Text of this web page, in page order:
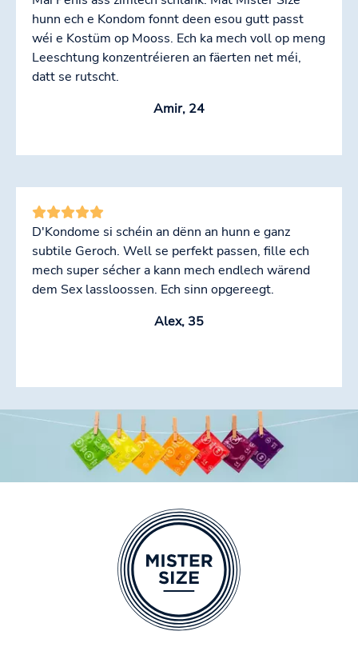
hunn ech e Kondom fonnt deen esou gutt passt
wéi e Kostüm op Mooss. Ech ka mech voll op meng
Leeschtung konzentréieren an fäerten net méi,
datt se rutscht.
Amir, 24
D'Kondome si schéin an dënn an hunn e ganz
subtile Geroch. Well se perfekt passen, fille ech
mech super sécher a kann mech endlech wärend
dem Sex lassloossen. Ech sinn opgereegt.
Alex, 35